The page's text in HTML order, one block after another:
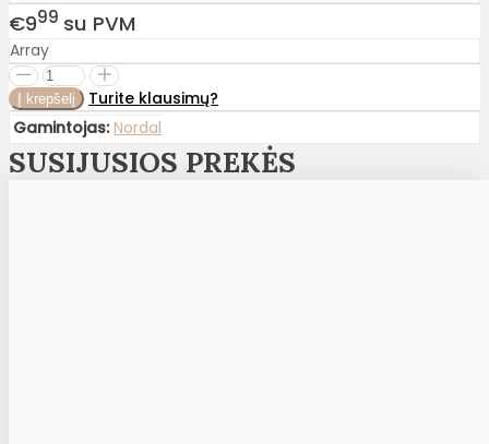
€999 su PVM
Array
Turite klausimų?
Gamintojas: Nordal
SUSIJUSIOS PREKĖS